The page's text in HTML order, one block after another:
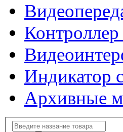
Индикатор
Архивные